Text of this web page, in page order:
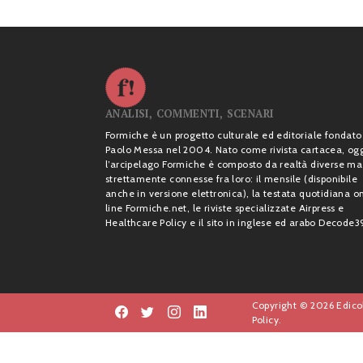
ANALISI, COMMENTI, SCENARI
Formiche è un progetto culturale ed editoriale fondato
Paolo Messa nel 2004. Nato come rivista cartacea,
l’arcipelago Formiche è composto da realtà diverse ma
strettamente connesse fra loro: il mensile (disponibile
anche in versione elettronica), la testata quotidiana
line Formiche.net, le riviste specializzate Airpress e
Healthcare Policy e il sito in inglese ed arabo
Copyright © 2026
Policy.